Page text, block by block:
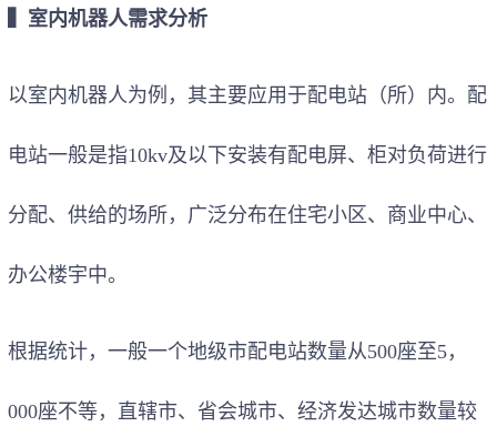
室内机器人需求分析
以室内机器人为例，其主要应用于配电站（所）内。配
电站一般是指10kv及以下安装有配电屏、柜对负荷进行
分配、供给的场所，广泛分布在住宅小区、商业中心、
办公楼宇中。
根据统计，一般一个地级市配电站数量从500座至5，
000座不等，直辖市、省会城市、经济发达城市数量较